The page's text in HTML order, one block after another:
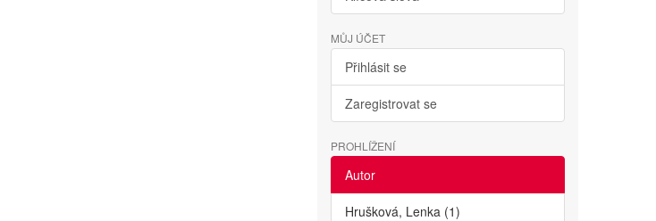
MŮJ ÚČET
Přihlásit se
Zaregistrovat se
PROHLÍŽENÍ
Autor
Hrušková, Lenka (1)